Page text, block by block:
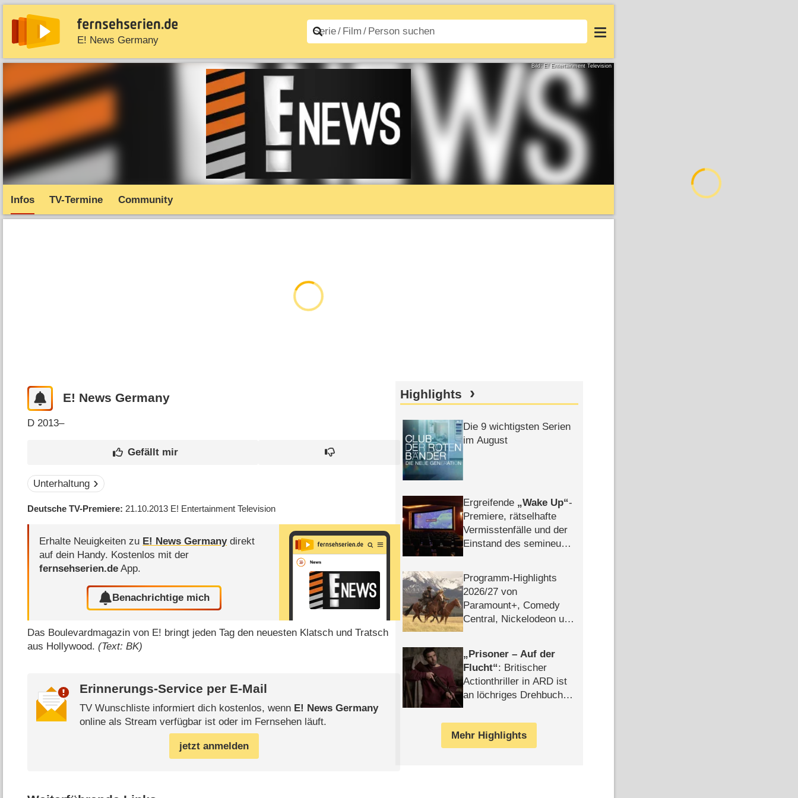
E! News Germany
News Entdecken Streaming Filme A–Z Login
Bild: E! Entertainment Television
Infos TV-Termine Community
E! News Germany
D 2013–
Unterhaltung
Deutsche TV-Premiere 21.10.2013 E! Entertainment Television
Erhalte Neuigkeiten zu E! News Germanydirekt
auf dein Handy. Kostenlos mit der
fernsehserien.de App.
Benachrichtige mich
Das Boulevardmagazin von E! bringt jeden Tag den neuesten Klatsch und Tratsch
aus Hollywood.(Text: BK)
Erinnerungs-Service per E-Mail
TV Wunschliste informiert dich kostenlos, wenn E! News Germany
online als Stream verfügbar ist oder im Fernsehen läuft.
jetzt anmelden
Highlights
Die 9 wichtigsten Serien
im August
Ergreifende Wake Up -
Premiere, rätselhafte
Vermisstenfälle und der
Einstand des semineuen
Programm-Highlights
2026/​27 von
Paramount+, Comedy
Central, Nickelodeon und
Prisoner – Auf der
Flucht : Britischer
Actionthriller in ARD ist
an löchriges Drehbuch
Mehr Highlights